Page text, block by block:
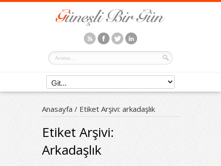
Anasayfa / Etiket Arşivi: arkadaşlık
Etiket Arşivi:
Arkadaşlık